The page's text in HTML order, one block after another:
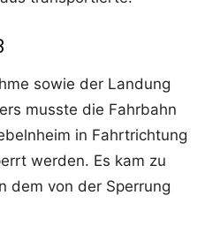
sowie der Landung
musste die Fahrbahn
in Fahrtrichtung
werden. Es kam zu
dem von der Sperrung